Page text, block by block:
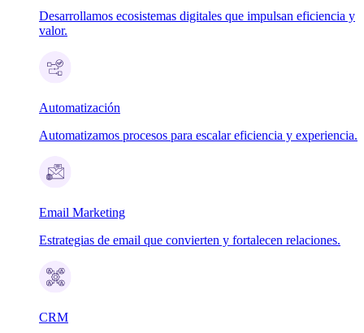
Desarrollamos ecosistemas digitales que impulsan eficiencia y
valor.
Automatización
Automatizamos procesos para escalar eficiencia y experiencia.
Email Marketing
Estrategias de email que convierten y fortalecen relaciones.
CRM